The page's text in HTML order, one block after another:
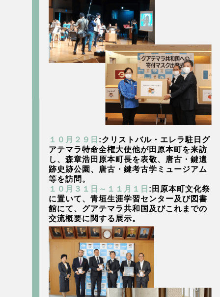
１０月２９日 :クリストバル・エレラ駐日グ
アテマラ特命全権大使他が田原本町を来訪
し、森章浩田原本町長を表敬、唐古・鍵遺
跡史跡公園、唐古・鍵考古学ミュージアム
等を訪問。
１０月３１日～１１月１日 :田原本町文化祭
に置いて、青垣生涯学習センター及び図書
館にて、グアテマラ共和国及びこれまでの
交流概要に関する展示。